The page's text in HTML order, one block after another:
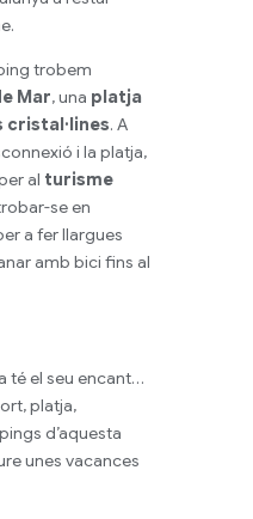
trobem
Mar, una platja
cristal·lines. A
i la platja,
al turisme
se en
a fer llargues
amb bici fins al
té el seu encant…
platja,
d’aquesta
unes vacances